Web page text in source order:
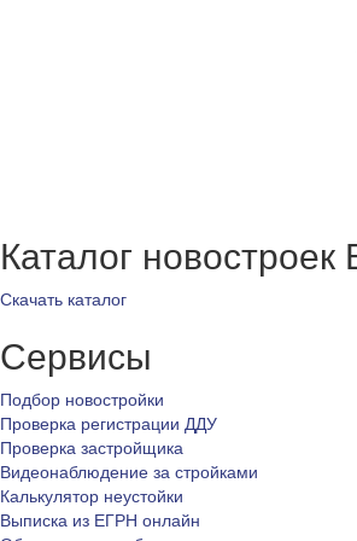
Каталог
Скачать каталог
Сервисы
Подбор новостройки
Проверка регистрации ДДУ
Проверка застройщика
Видеонаблюдение за стройками
Калькулятор неустойки
Выписка из ЕГРН онлайн